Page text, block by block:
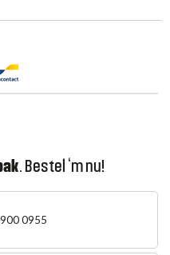
. Bestel ‘m nu!
0955